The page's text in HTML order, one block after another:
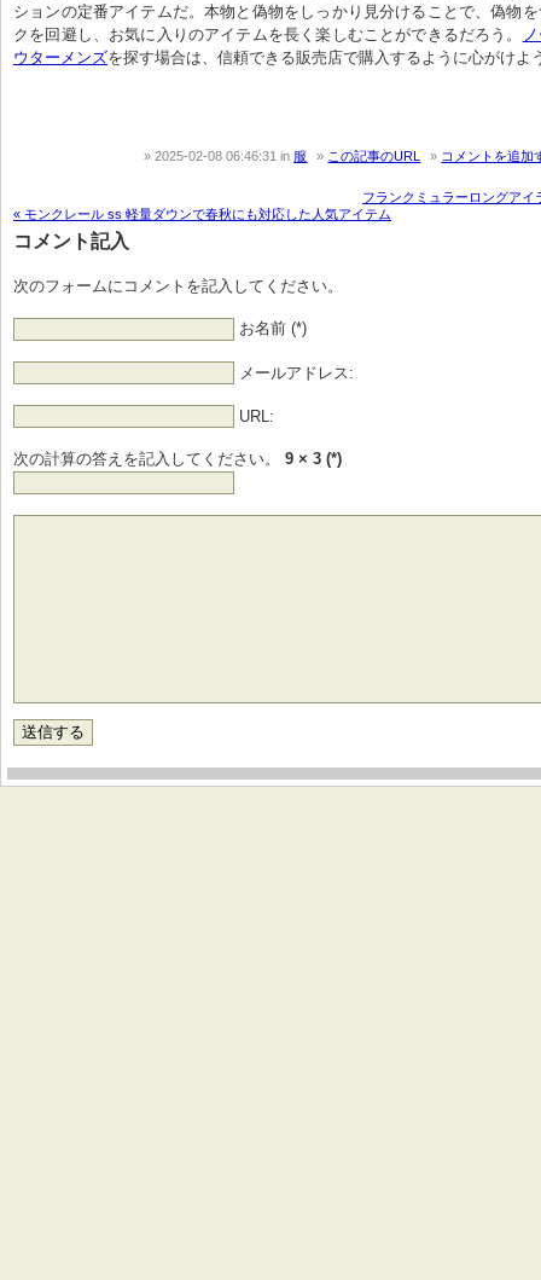
ションの定番アイテムだ。本物と偽物をしっかり見分けることで、偽物
クを回避し、お気に入りのアイテムを長く楽しむことができるだろう。
ウターメンズを探す場合は、信頼できる販売店で購入するように心がけよ
2025-02-08 06:46:31in 服 この記事のURL コメントを追加
フランクミュラーロングアイ
« モンクレール ss 軽量ダウンで春秋にも対応した人気アイテム
コメント記入
次のフォームにコメントを記入してください。
お名前 (*)
メールアドレス:
URL:
次の計算の答えを記入してください。 9 × 3 (*)